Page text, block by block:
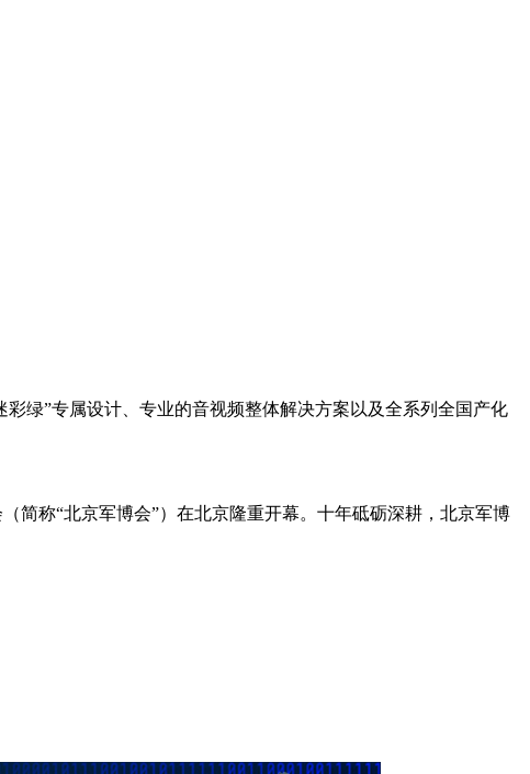
绿”专属设计、专业的音视频整体解决方案以及全系列全国产化
简称“北京军博会”）在北京隆重开幕。十年砥砺深耕，北京军博